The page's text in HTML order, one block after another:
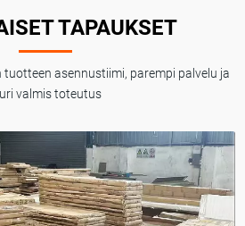
TAPAUKSET
asennustiimi, parempi palvelu ja
valmis toteutus